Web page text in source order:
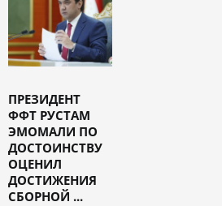
ПРЕЗИДЕНТ
ФФТ РУСТАМ
ЭМОМАЛИ ПО
ДОСТОИНСТВУ
ОЦЕНИЛ
ДОСТИЖЕНИЯ
СБОРНОЙ ...